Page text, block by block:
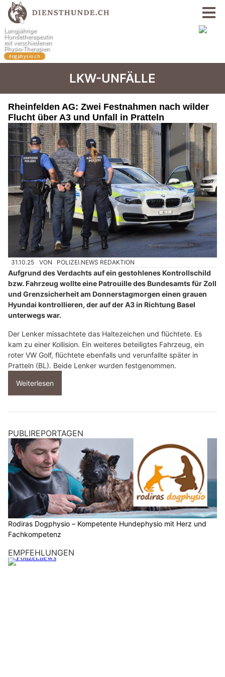
LKW-UNFÄLLE
Rheinfelden AG: Zwei Festnahmen nach wilder
Flucht über A3 und Unfall in Pratteln
31.10.25 VON POLIZEI.NEWS REDAKTION
Aufgrund des Verdachts auf ein gestohlenes Kontrollschild
bzw. Fahrzeug wollte eine Patrouille des Bundesamts für Zoll
und Grenzsicherheit am Donnerstagmorgen einen grauen
Hyundai kontrollieren, der auf der A3 in Richtung Basel
unterwegs war.
Der Lenker missachtete das Haltezeichen und flüchtete. Es
kam zu einer Kollision. Ein weiteres beteiligtes Fahrzeug, ein
roter VW Golf, flüchtete ebenfalls und verunfallte später in
Pratteln (BL). Beide Lenker wurden festgenommen.
Weiterlesen
PUBLIREPORTAGEN
Rodiras Dogphysio – Kompetente Hundephysio mit Herz und
Fachkompetenz
EMPFEHLUNGEN